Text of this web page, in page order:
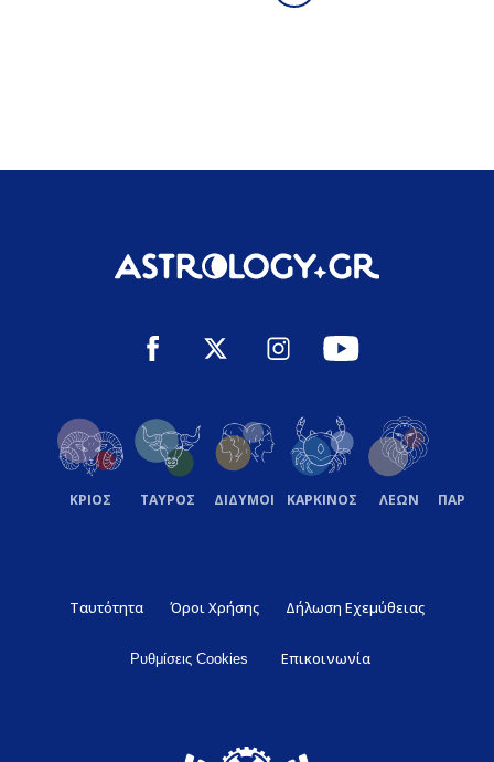
ΚΡΙΟΣ ΤΑΥΡΟΣ ΔΙΔΥΜΟΙ ΚΑΡΚΙΝΟΣ ΛΕΩΝ
Ταυτότητα Όροι Χρήσης Δήλωση Εχεμύθειας
Ρυθμίσεις Cookies Επικοινωνία